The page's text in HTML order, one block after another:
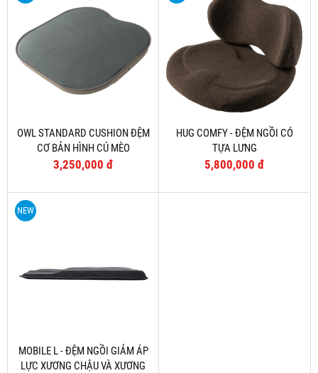
OWL STANDARD CUSHION ĐỆM
CƠ BẢN HÌNH CÚ MÈO
3,250,000 đ
HUG COMFY - ĐỆM NGỒI CÓ
TỰA LƯNG
5,800,000 đ
NEW
MOBILE L - ĐỆM NGỒI GIẢM ÁP
LỰC XƯƠNG CHẬU VÀ XƯƠNG